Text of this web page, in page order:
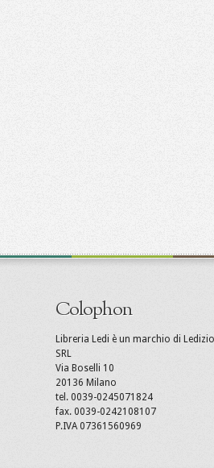
Colophon
Libreria Ledi è un marchio di
SRL
Via Boselli 10
20136 Milano
tel. 0039-0245071824
fax. 0039-0242108107
P.IVA 07361560969